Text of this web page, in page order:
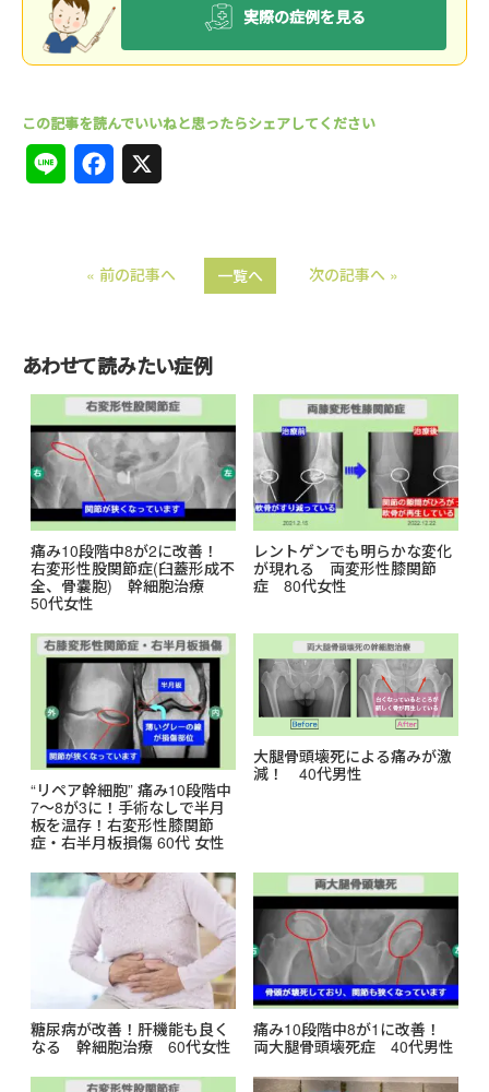
実際の症例を見る
e
o
o
k
« 前の記事へ 一覧へ 次の記事へ »
あわせて読みたい症例
痛み10段階中8が2に改善！
右変形性股関節症(臼蓋形成不
全、骨嚢胞) 幹細胞治療
50代女性
レントゲンでも明らかな変化
が現れる 両変形性膝関節
症 80代女性
“リペア幹細胞” 痛み10段階中
7〜8が3に！手術なしで半月
板を温存！右変形性膝関節
症・右半月板損傷 60代 女性
大腿骨頭壊死による痛みが激
減！ 40代男性
糖尿病が改善！肝機能も良く
なる 幹細胞治療 60代女性
痛み10段階中8が1に改善！
両大腿骨頭壊死症 40代男性